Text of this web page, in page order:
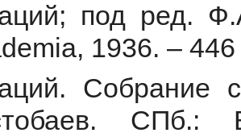
под ред.
1936. – 446
Собрание
СПб.: